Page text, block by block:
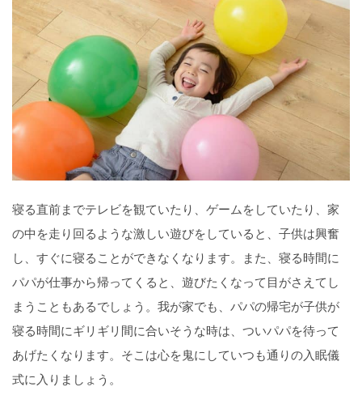
寝る直前までテレビを観ていたり、ゲームをしていたり、家
の中を走り回るような激しい遊びをしていると、子供は興奮
し、すぐに寝ることができなくなります。また、寝る時間に
パパが仕事から帰ってくると、遊びたくなって目がさえてし
まうこともあるでしょう。我が家でも、パパの帰宅が子供が
寝る時間にギリギリ間に合いそうな時は、ついパパを待って
あげたくなります。そこは心を鬼にしていつも通りの入眠儀
式に入りましょう。